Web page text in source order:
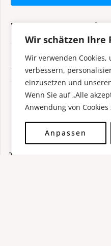
Wir schätzen Ihre
Wir verwenden
verbessern,
einzusetzen und
Wenn Sie auf „Alle
Anwendung von Cookies
Anpassen
Datum und Uhrzeit
29.10.2026 - 29.10.2026
Anmeldeschluss
28.10.2026
Ort
Traktor (F)